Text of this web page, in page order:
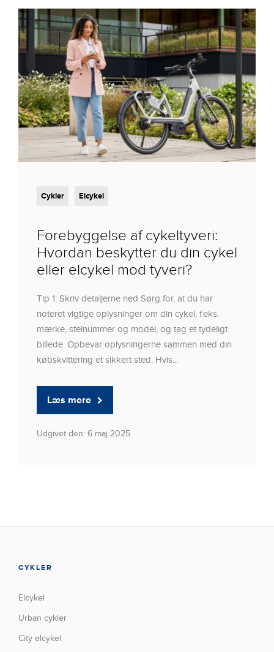
Cykler Elcykel
Forebyggelse af cykeltyveri:
Hvordan beskytter du din cykel
eller elcykel mod tyveri?
Tip 1: Skriv detaljerne ned Sørg for, at du har
noteret vigtige oplysninger om din cykel, f.eks.
mærke, stelnummer og model, og tag et tydeligt
billede. Opbevar oplysningerne sammen med din
købskvittering et sikkert sted. Hvis...
Læs mere
Udgivet den: 6 maj 2025
CYKLER
Elcykel
Urban cykler
City elcykel